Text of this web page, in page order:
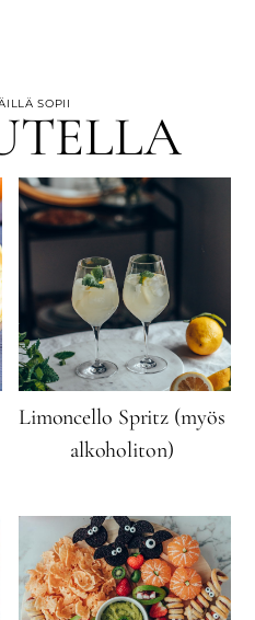
SOPII
Limoncello Spritz (myös
alkoholiton)